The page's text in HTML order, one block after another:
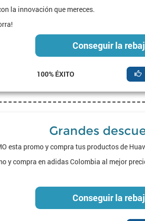
la innovación que mereces.
Conseguir la
100% ÉXITO
Grandes
esta promo y compra tus productos de
y compra en adidas Colombia al mejor
Conseguir la